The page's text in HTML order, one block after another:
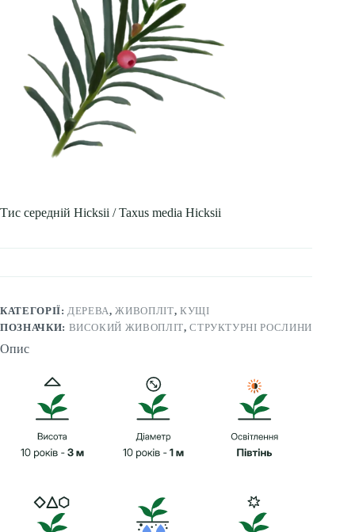
Тис середній Hicksii / Taxus media Hicksii
КАТЕГОРІЇ: ДЕРЕВА,ЖИВОПЛІТ, КУЩІ
ПОЗНАЧКИ: ВИСОКИЙ ЖИВОПЛІТ,СТРУКТУРНІ РОСЛИНИ
Опис